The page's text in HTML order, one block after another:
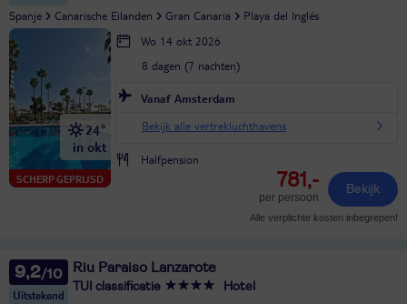
Spanje Canarische Eilanden Gran Canaria Playa del Inglés
SCHERP GEPRIJSD
24°
in okt
Wo 14 okt 2026
8 dagen (7 nachten)
Vanaf Amsterdam
Bekijk alle vertrekluchthavens
Halfpension
781,-
per persoon
Bekijk
Alle verplichte kosten inbegrepen!
9,2
Uitstekend
Riu Paraiso Lanzarote
TUI classificatie Hotel